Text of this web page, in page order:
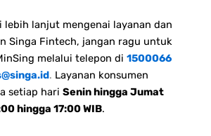
lebih lanjut mengenai layanan dan
Singa Fintech, jangan ragu untuk
melalui telepon di 1500066
. Layanan konsumen
setiap hari Senin hingga Jumat
hingga 17:00 WIB.